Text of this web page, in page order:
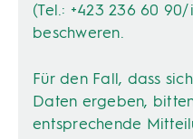
(Tel.: +423 236 60 90/
beschweren.
Für den Fall, dass
Daten ergeben,
entsprechende